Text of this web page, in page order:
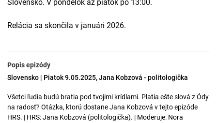
Slovensko. V pondelok až piatok po 13:00.
Relácia sa skončila v januári 2026.
Popis epizódy
Slovensko | Piatok 9.05.2025, Jana Kobzová - politologička
Všetci ľudia budú bratia pod tvojimi krídlami. Platia ešte slová z Ódy
na radosť? Otázka, ktorú dostane Jana Kobzová v tejto epizóde
HRS. | HRS: Jana Kobzová (politologička). | Moderuje: Nora